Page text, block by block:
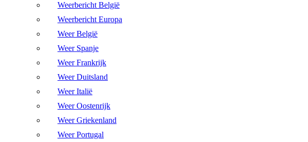
Weerbericht België
Weerbericht Europa
Weer België
Weer Spanje
Weer Frankrijk
Weer Duitsland
Weer Italië
Weer Oostenrijk
Weer Griekenland
Weer Portugal